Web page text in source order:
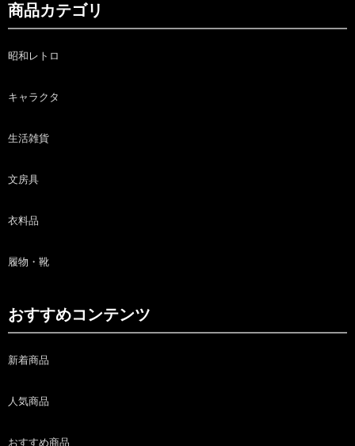
商品カテゴリ
昭和レトロ
キャラクタ
生活雑貨
文房具
衣料品
履物・靴
おすすめコンテンツ
新着商品
人気商品
おすすめ商品